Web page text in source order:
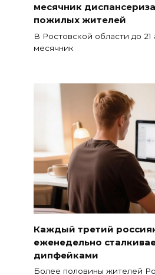
месячник
пожилых жителей
В Ростовской области до 21
месячник
Каждый третий
еженедельно
дипфейками
Более половины жителей